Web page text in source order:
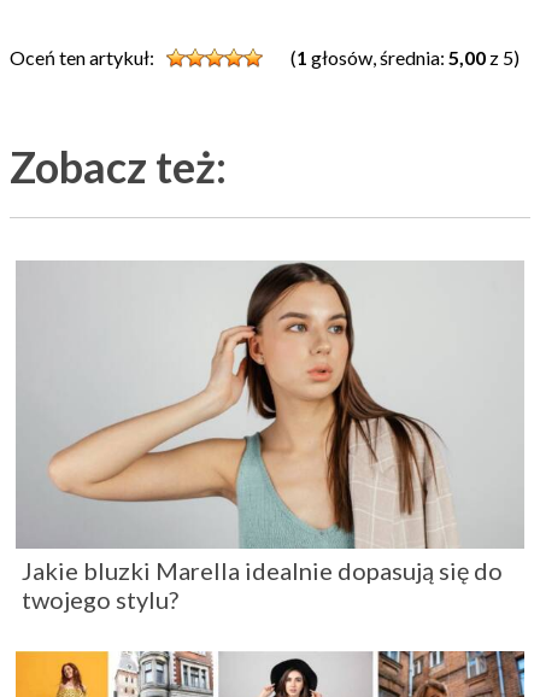
Oceń ten artykuł: (1 głosów, średnia: 5,00 z 5)
Zobacz też:
Jakie bluzki Marella idealnie dopasują się do
twojego stylu?